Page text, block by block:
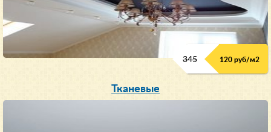
345 120 руб/м2
Тканевые